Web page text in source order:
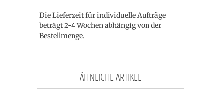
Die Lieferzeit für individuelle Aufträge
beträgt 2-4 Wochen abhängig von der
Bestellmenge.
ÄHNLICHE ARTIKEL